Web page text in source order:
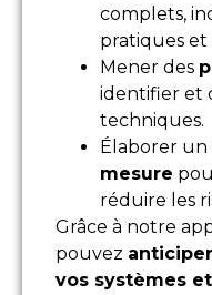
complets,
pratiques
Mener des
identifier et
techniques.
Élaborer un
mesure
réduire les
Grâce à notre
pouvez
vos systèmes